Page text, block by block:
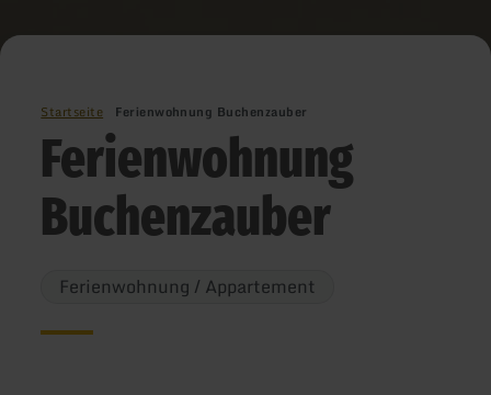
Startseite Ferienwohnung Buchenzauber
Ferienwohnung
Buchenzauber
Ferienwohnung / Appartement